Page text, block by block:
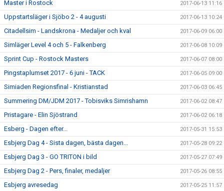
Master i Rostock 2017-06-13 11:16
Uppstartsläger i Sjöbo 2 - 4 augusti 2017-06-13 10:24
Citadellsim - Landskrona - Medaljer och kval 2017-06-09 06:00
Simläger Level 4 och 5 - Falkenberg 2017-06-08 10:09
Sprint Cup - Rostock Masters 2017-06-07 08:00
Pingstaplumset 2017 - 6 juni - TACK 2017-06-05 09:00
Simiaden Regionsfinal - Kristianstad 2017-06-03 06:45
Summering DM/JDM 2017 - Tobisviks Simrishamn 2017-06-02 08:47
Pristagare - Elin Sjöstrand 2017-06-02 06:18
Esberg - Dagen efter... 2017-05-31 15:53
Esbjerg Dag 4 - Sista dagen, bästa dagen... 2017-05-28 09:22
Esbjerg Dag 3 - GO TRITON i bild 2017-05-27 07:49
Esbjerg Dag 2 - Pers, finaler, medaljer 2017-05-26 08:55
Esbjerg avresedag 2017-05-25 11:57